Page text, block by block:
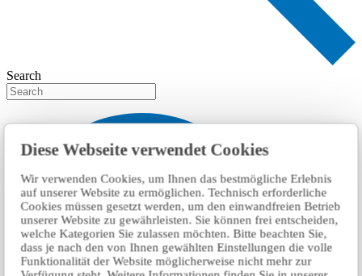
Diese Webseite verwendet Cookies
Wir verwenden Cookies, um Ihnen das bestmögliche Erlebnis
auf unserer Website zu ermöglichen. Technisch erforderliche
Cookies müssen gesetzt werden, um den einwandfreien Betrieb
unserer Website zu gewährleisten. Sie können frei entscheiden,
welche Kategorien Sie zulassen möchten. Bitte beachten Sie,
dass je nach den von Ihnen gewählten Einstellungen die volle
Funktionalität der Website möglicherweise nicht mehr zur
Search